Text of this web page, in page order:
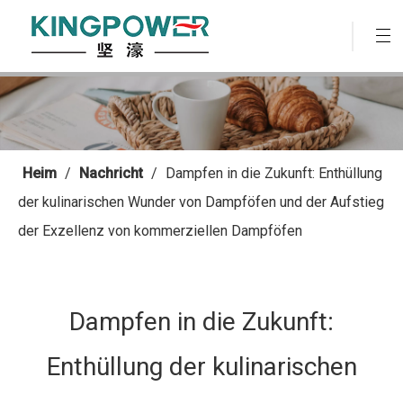
Heim / Nachricht / Dampfen in die Zukunft: Enthüllung
der kulinarischen Wunder von Dampföfen und der Aufstieg
der Exzellenz von kommerziellen Dampföfen
Dampfen in die Zukunft:
Enthüllung der kulinarischen